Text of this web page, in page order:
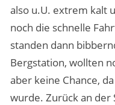
also u.U. extrem kalt
noch die schnelle
standen dann
Bergstation, wollten
aber keine Chance,
wurde. Zurück an der